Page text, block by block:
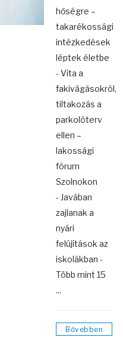
hőségre –
takarékossági
intézkedések
léptek életbe
- Vita a
fakivágásokról,
tiltakozás a
parkolóterv
ellen –
lakossági
fórum
Szolnokon
- Javában
zajlanak a
nyári
felújítások az
iskolákban -
Több mint 15
...
Bővebben